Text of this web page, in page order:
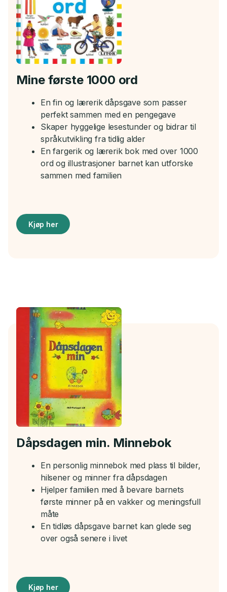
Mine første 1000 ord
En fin og lærerik dåpsgave som passer
perfekt sammen med en pengegave
Skaper hyggelige lesestunder og bidrar til
språkutvikling fra tidlig alder
En fargerik og lærerik bok med over 1000
ord og illustrasjoner barnet kan utforske
sammen med familien
Kjøp her
Dåpsdagen min. Minnebok
En personlig minnebok med plass til bilder,
hilsener og minner fra dåpsdagen
Hjelper familien med å bevare barnets
første minner på en vakker og meningsfull
måte
En tidløs dåpsgave barnet kan glede seg
over også senere i livet
Kjøp her